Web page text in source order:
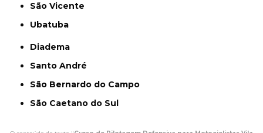
São Vicente
Ubatuba
Diadema
Santo André
São Bernardo do Campo
São Caetano do Sul